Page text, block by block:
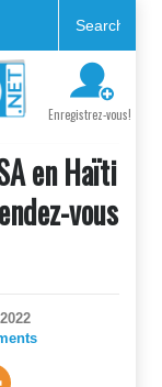
Enregistrez-vous!
en Haïti
vous